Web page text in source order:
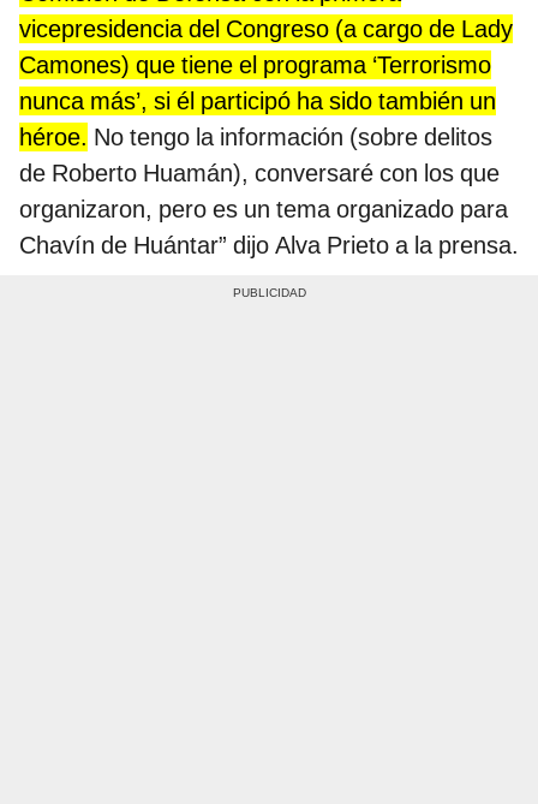
vicepresidencia del Congreso (a cargo de Lady
Camones) que tiene el programa ‘Terrorismo
nunca más’, si él participó ha sido también un
héroe. No tengo la información (sobre delitos
de Roberto Huamán), conversaré con los que
organizaron, pero es un tema organizado para
Chavín de Huántar” dijo Alva Prieto a la prensa.